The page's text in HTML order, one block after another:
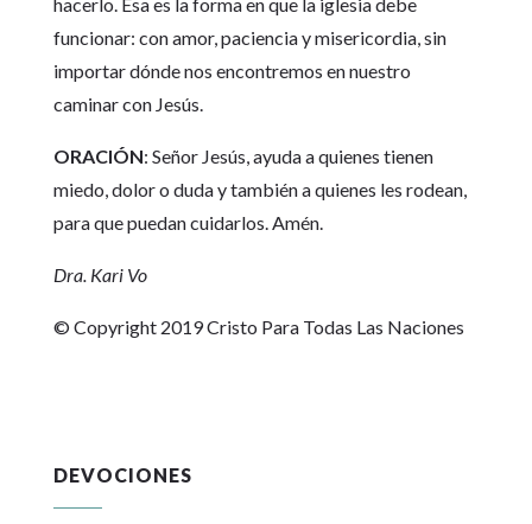
funcionar: con amor, paciencia y misericordia, sin
importar dónde nos encontremos en nuestro
caminar con Jesús.
ORACIÓN: Señor Jesús, ayuda a quienes tienen
miedo, dolor o duda y también a quienes les rodean,
para que puedan cuidarlos. Amén.
Dra. Kari Vo
© Copyright 2019 Cristo Para Todas Las Naciones
DEVOCIONES